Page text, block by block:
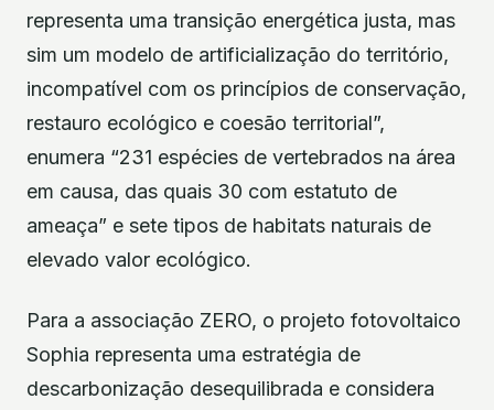
representa uma transição energética justa, mas
sim um modelo de artificialização do território,
incompatível com os princípios de conservação,
restauro ecológico e coesão territorial”,
enumera “231 espécies de vertebrados na área
em causa, das quais 30 com estatuto de
ameaça” e sete tipos de habitats naturais de
elevado valor ecológico.
Para a associação ZERO, o projeto fotovoltaico
Sophia representa uma estratégia de
descarbonização desequilibrada e considera